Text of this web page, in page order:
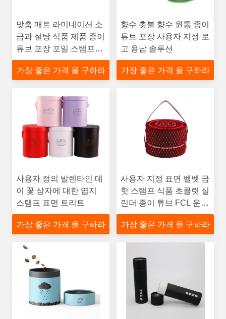
맞춤 매트 라미네이션 소
금과 설탕 식품 제품 종이
튜브 포장 포일 스탬프와
로고 디자인
가장 좋은 가격 을 구하라
향수 촛불 향수 원통 종이
튜브 포장 사용자 지정 로
고 용납 솔루션
가장 좋은 가격 을 구하라
사용자 정의 발렌타인 데
이 꽃 상자에 대한 엽지
스탬프 표면 트리트
가장 좋은 가격 을 구하라
사용자 지정 표면 벨벳 금
핫 스탬프 식품 초콜릿 실
린더 종이 튜브 FCL 운송
요구 사항
가장 좋은 가격 을 구하라